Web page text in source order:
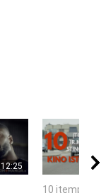
12:25
10 įtemptų,